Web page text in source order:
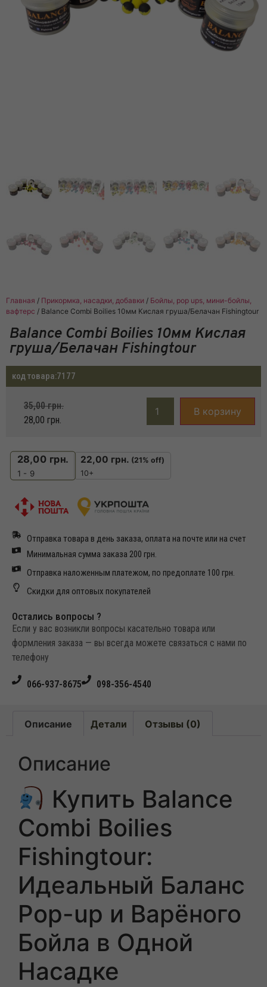
Главная / Прикормка, насадки, добавки / Бойлы, pop ups, мини-бойлы,
вафтерс / Balance Combi Boilies 10мм Кислая груша/Белачан Fishingtour
Balance Combi Boilies 10мм Кислая
груша/Белачан Fishingtour
код товара:7177
35,00грн.
28,00 грн.
В корзину
28,00 грн.
1 - 9
22,00 грн. (21% off)
10+
Отправка товара в день заказа, оплата на почте или на счет
Минимальная сумма заказа 200 грн.
Отправка наложенным платежом, по предоплате 100 грн.
Скидки для оптовых покупателей
Остались вопросы ?
Если у вас возникли вопросы касательно товара или
формления заказа — вы всегда можете связаться с нами по
телефону
066-937-8675 098-356-4540
Описание Детали Отзывы (0)
Описание
Купить Balance
Combi Boilies
Fishingtour:
Идеальный Баланс
Pop-up и Варёного
Бойла в Одной
Насадке